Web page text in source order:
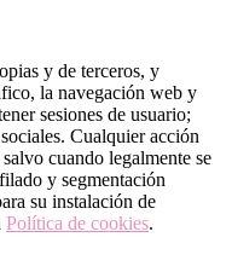
y de terceros, y
la navegación web y
sesiones de usuario;
Cualquier acción
cuando legalmente se
y segmentación
su instalación de
Política de cookies.